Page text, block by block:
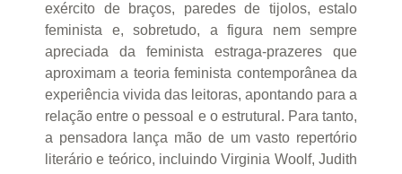
exército de braços, paredes de tijolos, estalo
feminista e, sobretudo, a figura nem sempre
apreciada da feminista estraga-prazeres que
aproximam a teoria feminista contemporânea da
experiência vivida das leitoras, apontando para a
relação entre o pessoal e o estrutural. Para tanto,
a pensadora lança mão de um vasto repertório
literário e teórico, incluindo Virginia Woolf, Judith